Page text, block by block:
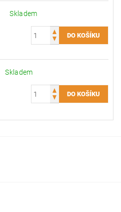
Skladem
Skladem